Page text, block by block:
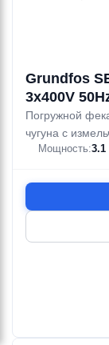
Grundfos
3x400V
Погружной
чугуна с
Мощность:3.1